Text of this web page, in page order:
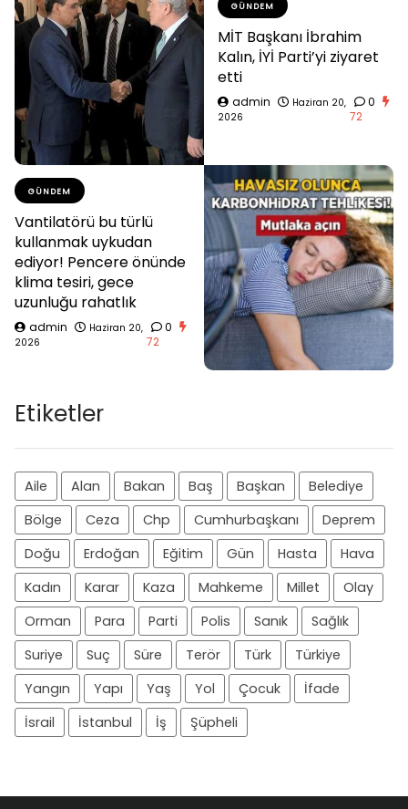
GÜNDEM
MİT Başkanı İbrahim
Kalın, İYİ Parti’yi ziyaret
etti
admin
Haziran 20,
2026
0
72
GÜNDEM
Vantilatörü bu türlü
kullanmak uykudan
ediyor! Pencere önünde
klima tesiri, gece
uzunluğu rahatlık
admin
Haziran 20,
2026
0
72
Etiketler
Aile Alan Bakan Baş Başkan
Belediye
Bölge
Ceza Chp Cumhurbaşkanı
Deprem
Doğu
Erdoğan Eğitim Gün Hasta
Hava
Kadın
Karar Kaza Mahkeme Millet
Olay
Orman
Para Parti Polis Sanık
Sağlık
Suriye
Suç Süre Terör Türk
Türkiye
Yangın
Yapı Yaş Yol Çocuk
İfade
İsrail
İstanbul İş Şüpheli